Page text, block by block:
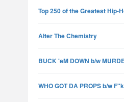
Top 250 of the Greatest Hip-
Alter The Chemistry
BUCK 'eM DOWN b/w
WHO GOT DA PROPS b/w